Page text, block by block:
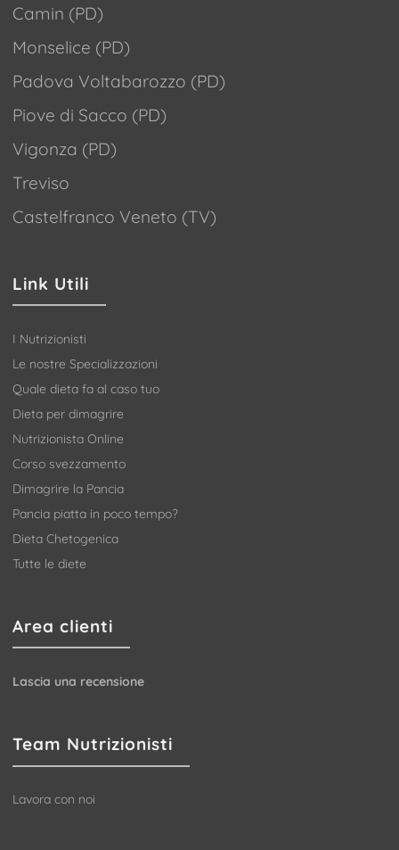
Camin (PD)
Monselice (PD)
Padova Voltabarozzo (PD)
Piove di Sacco (PD)
Vigonza (PD)
Treviso
Castelfranco Veneto (TV)
Link Utili
I Nutrizionisti
Le nostre Specializzazioni
Quale dieta fa al caso tuo
Dieta per dimagrire
Nutrizionista Online
Corso svezzamento
Dimagrire la Pancia
Pancia piatta in poco tempo?
Dieta Chetogenica
Tutte le diete
Area clienti
Lascia una recensione
Team Nutrizionisti
Lavora con noi